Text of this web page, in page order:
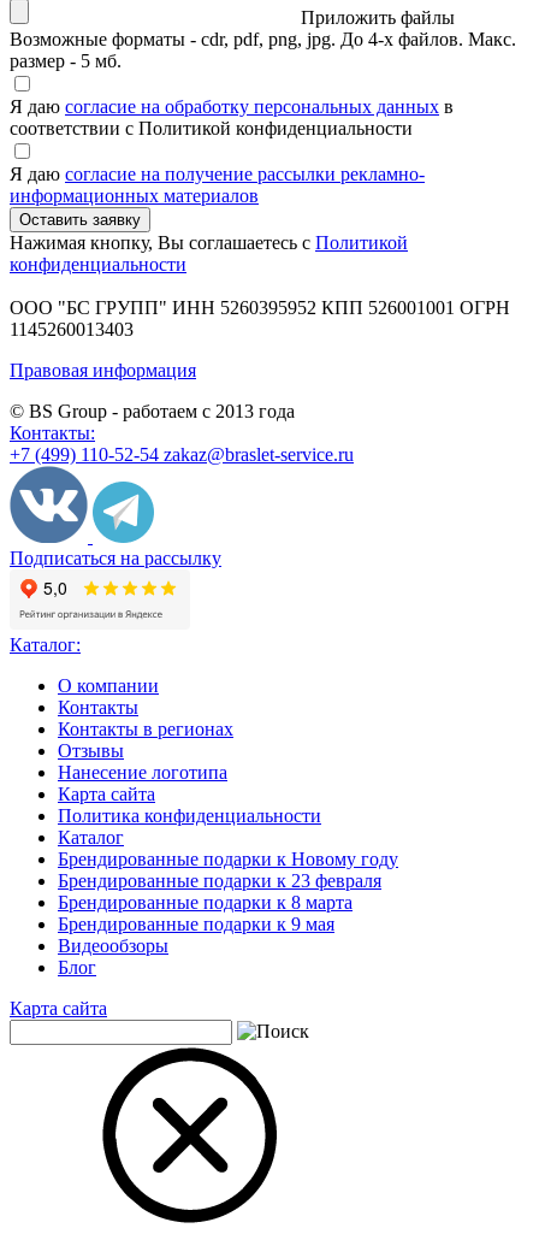
Приложить файлы
Возможные форматы - cdr, pdf, png, jpg. До 4-х файлов. Макс.
размер - 5 мб.
Я даю согласие на обработку персональных данных в
соответствии с Политикой конфиденциальности
Я даю согласие на получение рассылки рекламно-
информационных материалов
Нажимая кнопку, Вы соглашаетесь с Политикой
конфиденциальности
ООО "БС ГРУПП" ИНН 5260395952 КПП 526001001 ОГРН
1145260013403
Правовая информация
© BS Group - работаем с 2013 года
Контакты:
+7 (499) 110-52-54 zakaz@braslet-service.ru
Подписаться на рассылку
Каталог:
О компании
Контакты
Контакты в регионах
Отзывы
Нанесение логотипа
Карта сайта
Политика конфиденциальности
Каталог
Брендированные подарки к Новому году
Брендированные подарки к 23 февраля
Брендированные подарки к 8 марта
Брендированные подарки к 9 мая
Видеообзоры
Блог
Карта сайта